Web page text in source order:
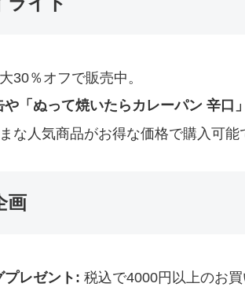
30％オフで販売中。
「ぬって焼いたらカレーパン 辛口
な人気商品がお得な価格で購入可能
画
プレゼント: 税込で4000円以上のお